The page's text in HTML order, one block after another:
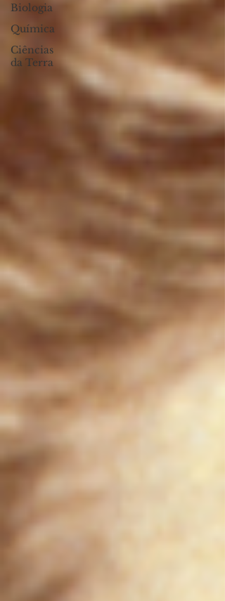
Biologia
Química
Ciências
da Terra